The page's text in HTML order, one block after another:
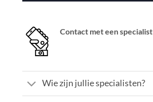
Contact met een specialist
Wie zijn jullie specialisten?